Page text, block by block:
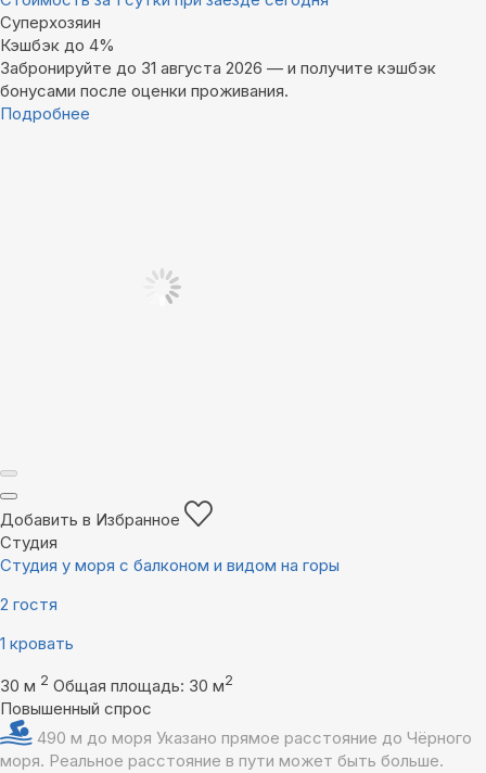
Суперхозяин
Кэшбэк до 4%
Забронируйте до 31 августа 2026 — и получите кэшбэк
бонусами после оценки проживания.
Подробнее
Добавить в Избранное
Студия
Студия у моря с балконом и видом на горы
2 гостя
1 кровать
30 м 2 Общая площадь: 30 м2
Повышенный спрос
490 м до моря Указано прямое расстояние до Чёрного
моря. Реальное расстояние в пути может быть больше.